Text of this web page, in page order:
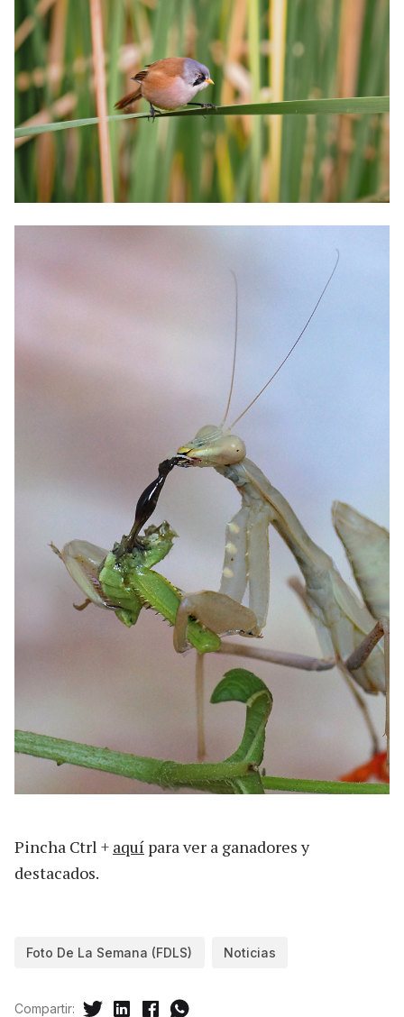
Pincha Ctrl + aquí para ver a ganadores y
destacados.
Foto De La Semana (FDLS) Noticias
Compartir: